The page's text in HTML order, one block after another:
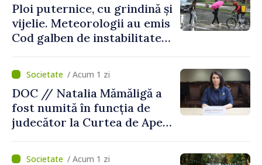
Ploi puternice, cu grindină și
vijelie. Meteorologii au emis
Cod galben de instabilitate
/ Acum 1 zi
DOC // Natalia Mămăligă a
fost numită în funcția de
judecător la Curtea de Apel
/ Acum 1 zi